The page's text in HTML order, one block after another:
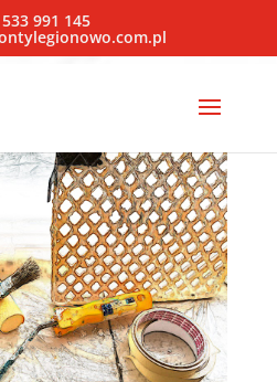
991 145